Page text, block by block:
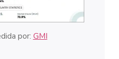
por: GMI